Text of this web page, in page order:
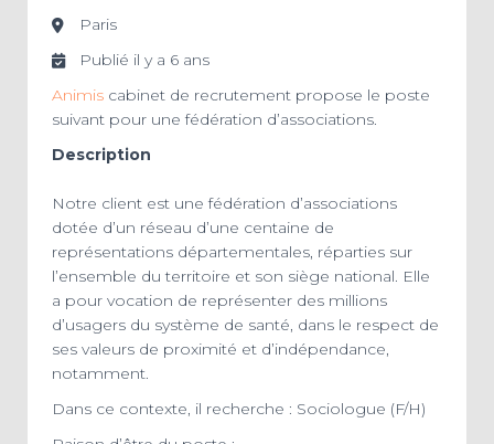
Paris
Publié il y a 6 ans
Animis cabinet de recrutement propose le poste
suivant pour une fédération d’associations.
Description
Notre client est une fédération d’associations
dotée d’un réseau d’une centaine de
représentations départementales, réparties sur
l’ensemble du territoire et son siège national. Elle
a pour vocation de représenter des millions
d’usagers du système de santé, dans le respect de
ses valeurs de proximité et d’indépendance,
notamment.
Dans ce contexte, il recherche : Sociologue (F/H)